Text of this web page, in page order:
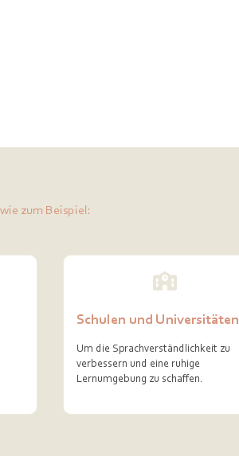
zum Beispiel:
Schulen und Universitäten
Um die Sprachverständlichkeit zu
verbessern und eine ruhige
Lernumgebung zu schaffen.